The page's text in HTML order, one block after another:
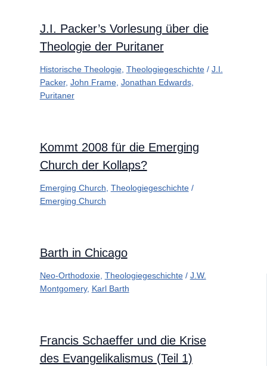
J.I. Packer’s Vorlesung über die
Theologie der Puritaner
Historische Theologie, Theologiegeschichte/ J.I.
Packer, John Frame, Jonathan Edwards,
Puritaner
Kommt 2008 für die Emerging
Church der Kollaps?
Emerging Church Theologiegeschichte/
Emerging Church
Barth in Chicago
Neo-Orthodoxie, Theologiegeschichte/ J.W.
Montgomery, Karl Barth
Francis Schaeffer und die Krise
des Evangelikalismus (Teil 1)